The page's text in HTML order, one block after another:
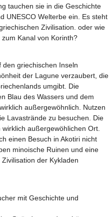
tauchen sie in die Geschichte
UNESCO Welterbe ein. Es steht
Zivilisation. oder wie
Kanal von Korinth?
griechischen Inseln
der Lagune verzaubert, die
umgibt. Die
Blau des Wassers und dem
außergewöhnlich. Nutzen
Lavastrände zu besuchen. Die
außergewöhlichen Ort.
einen Besuch in Akotiri nicht
minoische Ruinen und eine
der Kykladen
mit Geschichte und